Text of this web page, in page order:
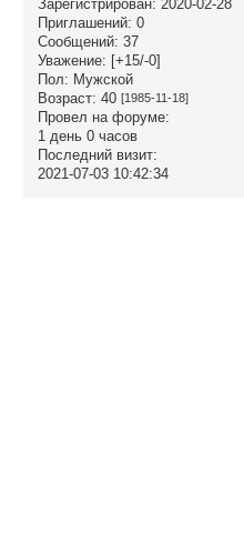
Зарегистрирован: 2020-02-28
Приглашений: 0
Сообщений: 37
Уважение: [+15/-0]
Пол: Мужской
Возраст: 40 [1985-11-18]
Провел на форуме:
1 день 0 часов
Последний визит:
2021-07-03 10:42:34